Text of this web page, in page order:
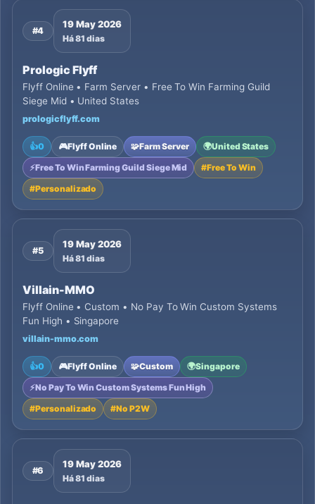
#4
19 May 2026
Há 81 dias
Prologic Flyff
Flyff Online • Farm Server • Free To Win Farming Guild
Siege Mid • United States
prologicflyff.com
👍0 🎮Flyff Online 🧩Farm Server 🌍United States
⚡Free To Win Farming Guild Siege Mid #Free To Win
#Personalizado
#5
19 May 2026
Há 81 dias
Villain-MMO
Flyff Online • Custom • No Pay To Win Custom Systems
Fun High • Singapore
villain-mmo.com
👍0 🎮Flyff Online 🧩Custom 🌍Singapore
⚡No Pay To Win Custom Systems Fun High
#Personalizado #No P2W
#6
19 May 2026
Há 81 dias